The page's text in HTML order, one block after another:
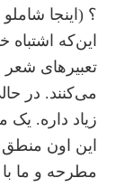
؟ (اینجا
این‌که اشتباه
تعبیرهای
می‌کنند. در
زیاد داره.
این اون منطق
مطرحه و ما